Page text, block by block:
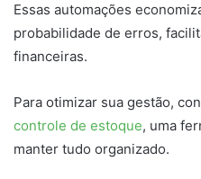
Essas automações
probabilidade de erros,
financeiras.
Para otimizar sua gestão,
controle de estoque, uma
manter tudo organizado.